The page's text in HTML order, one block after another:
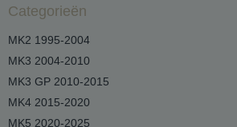
Categorieën
MK2 1995-2004
MK3 2004-2010
MK3 GP 2010-2015
MK4 2015-2020
MK5 2020-2025